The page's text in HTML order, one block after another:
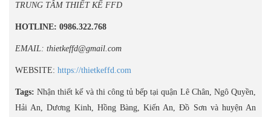
TRUNG TÂM THIẾT KẾ FFD
HOTLINE: 0986.322.768
EMAIL: thietkeffd@gmail.com
WEBSITE: https://thietkeffd.com
Tags: Nhận thiết kế và thi công tủ bếp tại quận Lê Chân, Ngô Quyền,
Hải An, Dương Kinh, Hồng Bàng, Kiến An, Đồ Sơn và huyện An